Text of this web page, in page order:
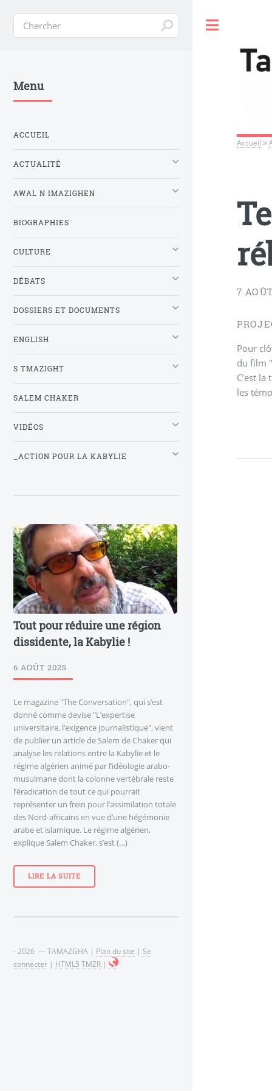
Accueil >
7
Pour
du film
C’est
les
Menu
ACCUEIL
ACTUALITÉ
AWAL N IMAZIGHEN
BIOGRAPHIES
CULTURE
DÉBATS
DOSSIERS ET DOCUMENTS
ENGLISH
S TMAZIGHT
SALEM CHAKER
VIDÉOS
_ACTION POUR LA KABYLIE
Tout pour réduire une région
dissidente, la Kabylie !
6 AOÛT 2025
Le magazine "The Conversation", qui s’est
donné comme devise "L’expertise
universitaire, l’exigence journalistique", vient
de publier un article de Salem de Chaker qui
analyse les relations entre la Kabylie et le
régime algérien animé par l’idéologie arabo-
musulmane dont la colonne vertébrale reste
l’éradication de tout ce qui pourrait
représenter un frein pour l’assimilation totale
des Nord-africains en vue d’une hégémonie
arabe et islamique. Le régime algérien,
explique Salem Chaker, s’est (…)
LIRE LA SUITE
- 2026 — TAMAZGHA | Plan du site | Se
connecter | HTML5 TMZR |